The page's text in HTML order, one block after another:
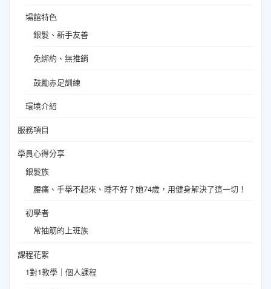
場館特色
銀髮、新手友善
免綁約、無推銷
鼓勵赤足訓練
環境介紹
服務項目
學員心得分享
銀髮族
腰痛、手舉不起來、睡不好？她74歲，用健身解決了這一切！
初學者
常抽筋的上班族
課程花絮
1對1教學｜個人課程